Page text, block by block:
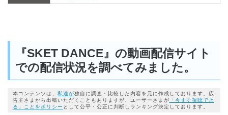
『SKET DANCE』の動画配信サイト
での配信状況を調べてみました。
本コンテンツは、 私達が独自に調査・比較した内容を元に作成しております。広
告主さまから出稿いただくこともありますが、ユーザーさまが 「今すぐ視聴でき
る」ことをポリシー として公平・公正に判断しランキング決定しております。